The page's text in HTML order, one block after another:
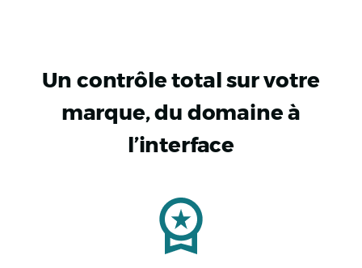
Un contrôle total sur votre
marque, du domaine à
l’interface